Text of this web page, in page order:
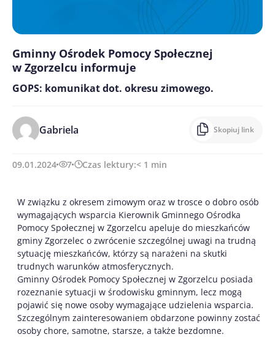
Gminny Ośrodek Pomocy Społecznej
w Zgorzelcu informuje
GOPS: komunikat dot. okresu zimowego.
Gabriela Skopiuj link
09.01.2024 7 Czas lektury:< 1 min
W związku z okresem zimowym oraz w trosce o dobro osób
wymagających wsparcia Kierownik Gminnego Ośrodka
Pomocy Społecznej w Zgorzelcu apeluje do mieszkańców
gminy Zgorzelec o zwrócenie szczególnej uwagi na trudną
sytuację mieszkańców, którzy są narażeni na skutki
trudnych warunków atmosferycznych.
Gminny Ośrodek Pomocy Społecznej w Zgorzelcu posiada
rozeznanie sytuacji w środowisku gminnym, lecz mogą
pojawić się nowe osoby wymagające udzielenia wsparcia.
Szczególnym zainteresowaniem obdarzone powinny zostać
osoby chore, samotne, starsze, a także bezdomne.